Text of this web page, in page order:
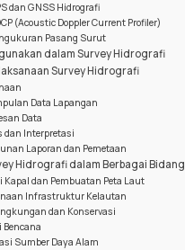
dan GNSS Hidrografi
(Acoustic Doppler Current Profiler)
Pasang Surut
dalam Survey Hidrografi
Survey Hidrografi
Data Lapangan
Data
dan Interpretasi
Laporan dan Pemetaan
Hidrografi dalam Berbagai Bidang
Kapal dan Pembuatan Peta Laut
Infrastruktur Kelautan
dan Konservasi
Sumber Daya Alam